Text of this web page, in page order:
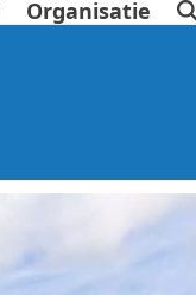
Organisatie